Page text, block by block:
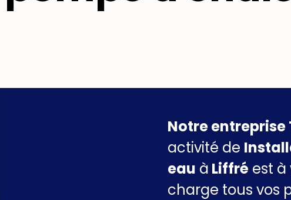
Notre entreprise
activité de
eau à Liffré est à
charge tous vos